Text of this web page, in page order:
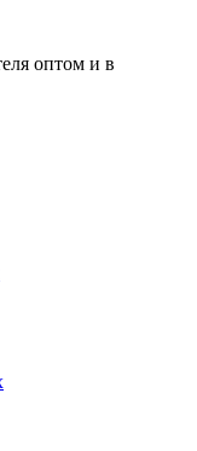
оптом и в